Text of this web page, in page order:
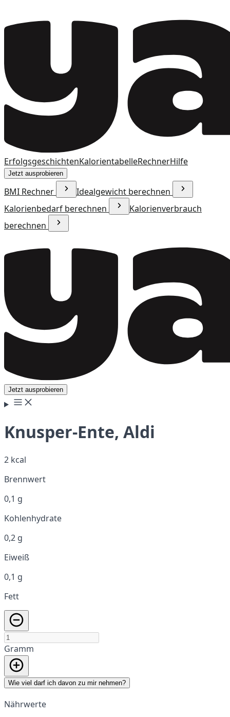
ErfolgsgeschichtenKalorientabelleRechnerHilfe
Jetzt ausprobieren
BMI Rechner
Idealgewicht berechnen
Kalorienbedarf berechnen
Kalorienverbrauch
berechnen
Jetzt ausprobieren
Knusper-Ente, Aldi
2 kcal
Brennwert
0,1 g
Kohlenhydrate
0,2 g
Eiweiß
0,1 g
Fett
Gramm
Wie viel darf ich davon zu mir nehmen?
Nährwerte